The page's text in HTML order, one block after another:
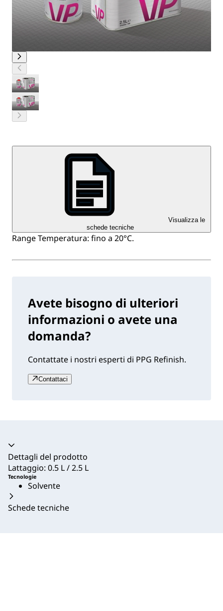
Visualizza le
schede tecniche
Range Temperatura: fino a 20°C.
Avete bisogno di ulteriori
informazioni o avete una
domanda?
Contattate i nostri esperti di PPG Refinish.
Contattaci
Dettagli del prodotto
Lattaggio: 0.5 L / 2.5 L
Tecnologie
Solvente
Schede tecniche